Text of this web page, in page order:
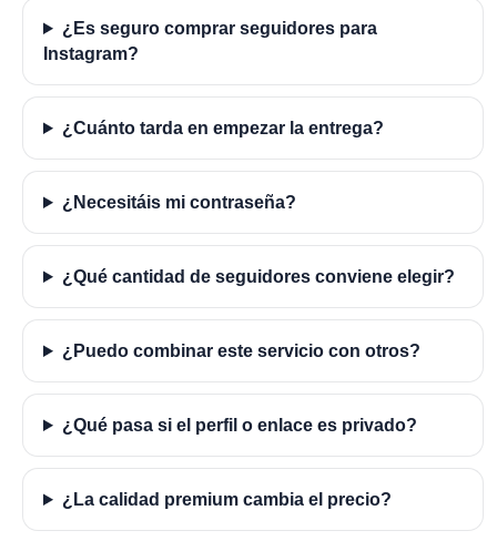
¿Es seguro comprar seguidores para
Instagram?
¿Cuánto tarda en empezar la entrega?
¿Necesitáis mi contraseña?
¿Qué cantidad de seguidores conviene elegir?
¿Puedo combinar este servicio con otros?
¿Qué pasa si el perfil o enlace es privado?
¿La calidad premium cambia el precio?